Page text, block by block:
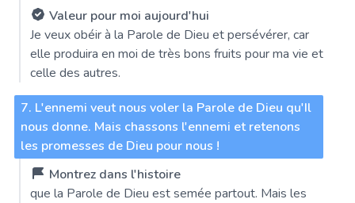
Valeur pour moi aujourd'hui
Je veux obéir à la Parole de Dieu et persévérer, car
elle produira en moi de très bons fruits pour ma vie et
celle des autres.
7. L'ennemi veut nous voler la Parole de Dieu qu'Il
nous donne. Mais chassons l'ennemi et retenons
les promesses de Dieu pour nous !
Montrez dans l'histoire
que la Parole de Dieu est semée partout. Mais les